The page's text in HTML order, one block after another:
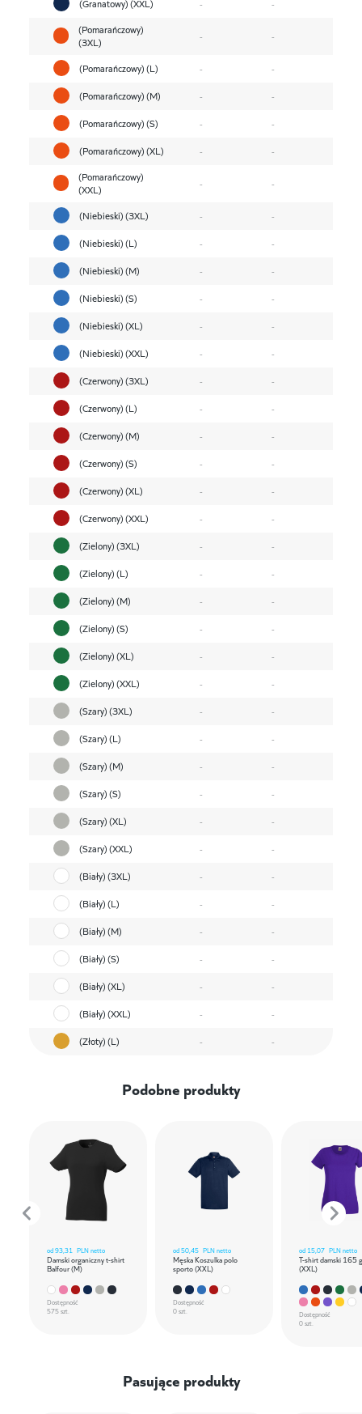
(Granatowy) (XXL) -
-
(Pomarańczowy)
(3XL)
- -
(Pomarańczowy) (L) -
-
(Pomarańczowy) (M)
-
-
(Pomarańczowy) (S)
-
-
(Pomarańczowy) (XL)
-
-
(Pomarańczowy)
(XXL)
- -
(Niebieski) (3XL) -
-
(Niebieski) (L)
-
-
(Niebieski) (M)
-
-
(Niebieski) (S)
-
-
(Niebieski) (XL)
-
-
(Niebieski) (XXL)
-
-
(Czerwony) (3XL)
-
-
(Czerwony) (L)
-
-
(Czerwony) (M)
-
-
(Czerwony) (S)
-
-
(Czerwony) (XL)
-
-
(Czerwony) (XXL)
-
-
(Zielony) (3XL)
-
-
(Zielony) (L)
-
-
(Zielony) (M)
-
-
(Zielony) (S)
-
-
(Zielony) (XL)
-
-
(Zielony) (XXL)
-
-
(Szary) (3XL)
-
-
(Szary) (L)
-
-
(Szary) (M)
-
-
(Szary) (S)
-
-
(Szary) (XL)
-
-
(Szary) (XXL)
-
-
(Biały) (3XL)
-
-
(Biały) (L)
-
-
(Biały) (M)
-
-
(Biały) (S)
-
-
(Biały) (XL)
-
-
(Biały) (XXL)
-
-
(Złoty) (L)
- -
Podobne produkty
od93,31 PLN netto
Damski organiczny t-shirt
Balfour (M)
Dostępność
575 szt.
od50,45 PLN netto
Męska Koszulka polo
sporto (XXL)
Dostępność
0 szt.
od 15,07 PLN netto
T-shirt damski 165
(XXL)
Dostępność
0 szt.
Pasujące produkty